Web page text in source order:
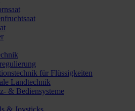
für Flüssigkeiten
Landtechnik
& Bediensysteme
& Joysticks